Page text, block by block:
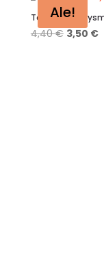
Ale!
Toy Story
4,40€ 3,50 €